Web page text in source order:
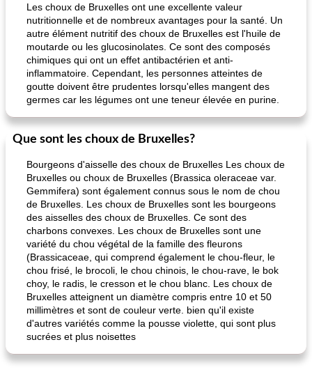
Les choux de Bruxelles ont une excellente valeur
nutritionnelle et de nombreux avantages pour la santé. Un
autre élément nutritif des choux de Bruxelles est l'huile de
moutarde ou les glucosinolates. Ce sont des composés
chimiques qui ont un effet antibactérien et anti-
inflammatoire. Cependant, les personnes atteintes de
goutte doivent être prudentes lorsqu'elles mangent des
germes car les légumes ont une teneur élevée en purine.
Que sont les choux de Bruxelles?
Bourgeons d'aisselle des choux de Bruxelles Les choux de
Bruxelles ou choux de Bruxelles (Brassica oleraceae var.
Gemmifera) sont également connus sous le nom de chou
de Bruxelles. Les choux de Bruxelles sont les bourgeons
des aisselles des choux de Bruxelles. Ce sont des
charbons convexes. Les choux de Bruxelles sont une
variété du chou végétal de la famille des fleurons
(Brassicaceae, qui comprend également le chou-fleur, le
chou frisé, le brocoli, le chou chinois, le chou-rave, le bok
choy, le radis, le cresson et le chou blanc. Les choux de
Bruxelles atteignent un diamètre compris entre 10 et 50
millimètres et sont de couleur verte. bien qu'il existe
d'autres variétés comme la pousse violette, qui sont plus
sucrées et plus noisettes